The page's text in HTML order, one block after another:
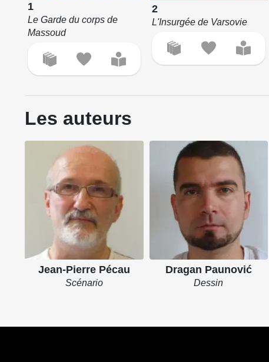
1
Le Garde du corps de
Massoud
2
L'Insurgée de Varsovie
Les auteurs
Jean-Pierre Pécau
Scénario
Dragan Paunović
Dessin